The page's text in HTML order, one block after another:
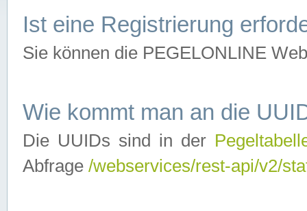
Ist eine Registrierung
Sie können die PEGELONLINE
Wie kommt man an die
Die UUIDs sind in der
Abfrage /webservices/rest-api/v2/